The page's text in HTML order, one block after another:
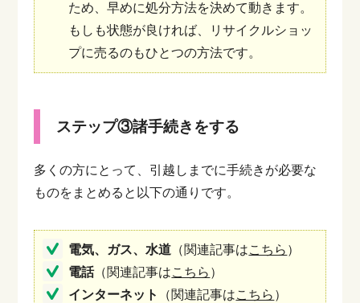
ため、早めに処分方法を決めて動きます。
もしも状態が良ければ、リサイクルショッ
プに売るのもひとつの方法です。
ステップ③諸手続きをする
多くの方にとって、引越しまでに手続きが必要な
ものをまとめると以下の通りです。
電気、ガス、水道 （関連記事はこちら ）
電話（関連記事はこちら ）
インターネット
（関連記事はこちら ）